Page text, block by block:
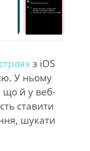
з iOS
У ньому
що й у веб-
ставити
шукати